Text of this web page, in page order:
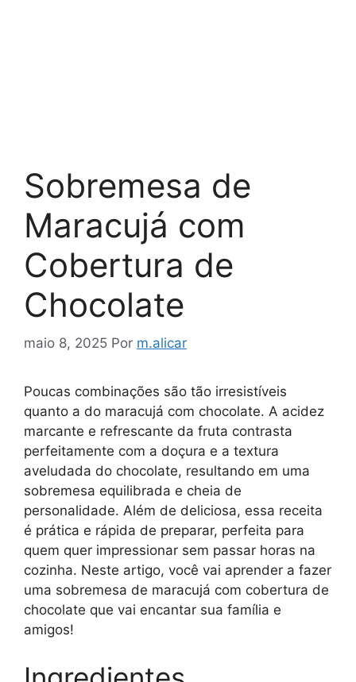
Sobremesa de
Maracujá com
Cobertura de
Chocolate
maio 8, 2025 Por m.alicar
Poucas combinações são tão irresistíveis
quanto a do maracujá com chocolate. A acidez
marcante e refrescante da fruta contrasta
perfeitamente com a doçura e a textura
aveludada do chocolate, resultando em uma
sobremesa equilibrada e cheia de
personalidade. Além de deliciosa, essa receita
é prática e rápida de preparar, perfeita para
quem quer impressionar sem passar horas na
cozinha. Neste artigo, você vai aprender a fazer
uma sobremesa de maracujá com cobertura de
chocolate que vai encantar sua família e
amigos!